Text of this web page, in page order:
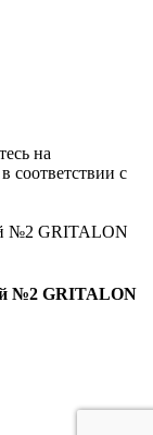
на
соответствии с
№2 GRITALON